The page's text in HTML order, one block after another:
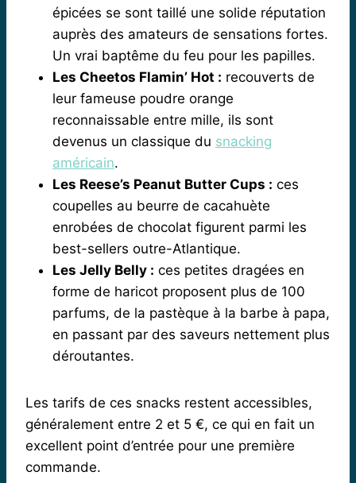
épicées se sont taillé une solide réputation
auprès des amateurs de sensations fortes.
Un vrai baptême du feu pour les papilles.
Les Cheetos Flamin’ Hot : recouverts de
leur fameuse poudre orange
reconnaissable entre mille, ils sont
devenus un classique du snacking
américain.
Les Reese’s Peanut Butter Cups : ces
coupelles au beurre de cacahuète
enrobées de chocolat figurent parmi les
best-sellers outre-Atlantique.
Les Jelly Belly : ces petites dragées en
forme de haricot proposent plus de 100
parfums, de la pastèque à la barbe à papa,
en passant par des saveurs nettement plus
déroutantes.
Les tarifs de ces snacks restent accessibles,
généralement entre 2 et 5 €, ce qui en fait un
excellent point d’entrée pour une première
commande.